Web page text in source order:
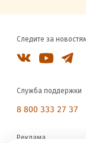
Следите за
Служба поддержки
8 800 333 27 37
Реклама